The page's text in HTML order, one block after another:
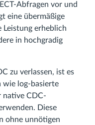
Abfragen vor und
eine übermäßige
Leistung erheblich
in hochgradig
zu verlassen, ist es
wie log-basierte
native CDC-
Diese
ohne unnötigen